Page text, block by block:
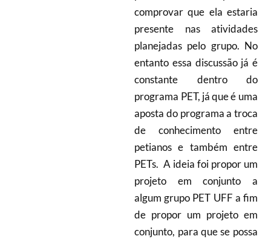
comprovar que ela estaria
presente nas atividades
planejadas pelo grupo. No
entanto essa discussão já é
constante dentro do
programa PET, já que é uma
aposta do programa a troca
de conhecimento entre
petianos e também entre
PETs. A ideia foi propor um
projeto em conjunto a
algum grupo PET UFF a fim
de propor um projeto em
conjunto, para que se possa